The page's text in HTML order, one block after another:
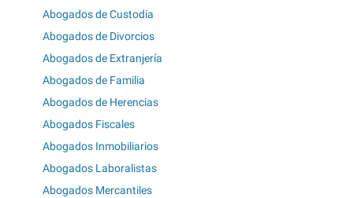
Abogados de Custodia
Abogados de Divorcios
Abogados de Extranjería
Abogados de Familia
Abogados de Herencias
Abogados Fiscales
Abogados Inmobiliarios
Abogados Laboralistas
Abogados Mercantiles